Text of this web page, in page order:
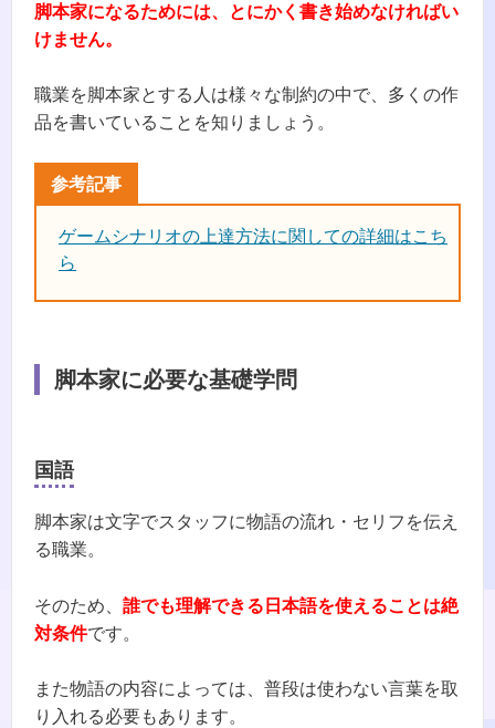
脚本家になるためには、とにかく書き始めなければい
けません。
職業を脚本家とする人は様々な制約の中で、多くの作
品を書いていることを知りましょう。
ゲームシナリオの上達方法に関しての詳細はこち
ら
脚本家に必要な基礎学問
国語
脚本家は文字でスタッフに物語の流れ・セリフを伝え
る職業。
そのため、 誰でも理解できる日本語を使えることは絶
対条件です。
また物語の内容によっては、普段は使わない言葉を取
り入れる必要もあります。